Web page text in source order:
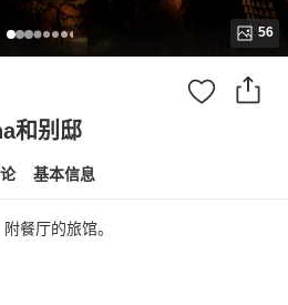
56
和别邸
基本信息
餐厅的旅馆。